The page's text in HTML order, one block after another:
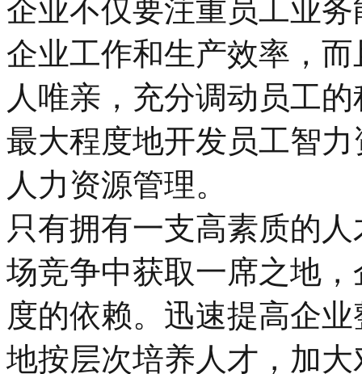
企业不仅要注重员工业
企业工作和生产效率，
人唯亲，充分调动员工
最大程度地开发员工智
人力资源管理。
只有拥有一支高素质的
场竞争中获取一席之地
度的依赖。迅速提高企
地按层次培养人才，加